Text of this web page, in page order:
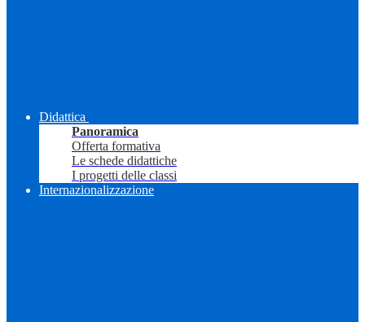
Didattica
Panoramica
Offerta formativa
Le schede didattiche
I progetti delle classi
Internazionalizzazione